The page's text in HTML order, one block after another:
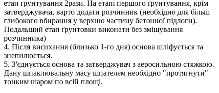
етап ґрунтування 2рази. На етапі першого ґрунтування, крім
затверджувача, варто додати розчинник (необхідно для більш
глибокого вбирання у верхню частину бетонної підлоги).
Подальший етап ґрунтовки виконати без змішування
розчинника)
4. Після висихання (близько 1-го дня) основа шліфується та
знепилюється.
5. З'єднується основа та затверджувач з аеросильною стяжкою.
Дану шпаклювальну масу шпателем необхідно "протягнути"
тонким шаром по всій площі.